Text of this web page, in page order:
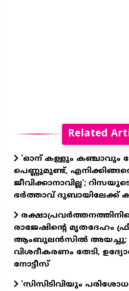
Related
'ഓന് കള്ളും കഞ്ചാവും
പെണ്ണുമുണ്ട്,
ജീവിക്കാനാവില്ല';
ഭര്‍ത്താവ് ദുബായിലേക്ക്
രാജേഷിന്റെ മൃതദേഹം
ആംബുലൻസിൽ അയച്ചു;
വിശദീകരണം തേടി,
നോട്ടീസ്
'സിസിടിവിയും